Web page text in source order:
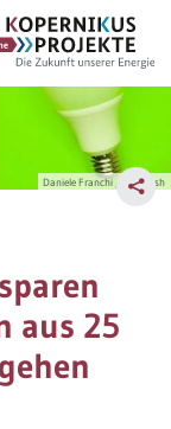
Ariadne
Kopernikus-
Projekt
Daniele Franchi / Unsplash
aus 25